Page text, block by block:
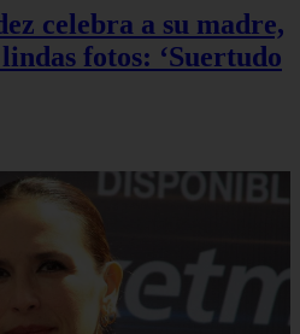
celebra a su madre,
fotos: ‘Suertudo